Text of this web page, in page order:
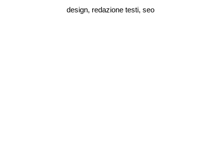
design, redazione testi, seo